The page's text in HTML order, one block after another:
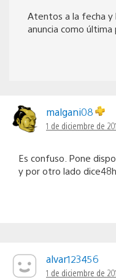
Atentos a la fecha y
anuncia como
malgani08
1 de diciembre de
Es confuso. Pone
y por otro lado dice48h.
alvar123456
1 de diciembre de